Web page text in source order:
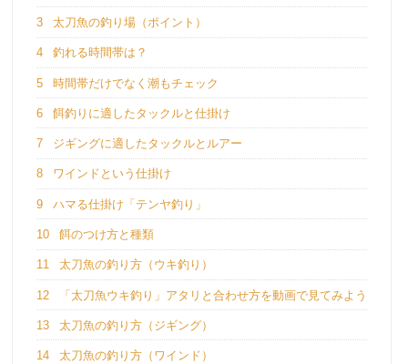
3 太刀魚の釣り場（ポイント）
4 釣れる時間帯は？
5 時間帯だけでなく潮もチェック
6 餌釣りに適したタックルと仕掛け
7 ジギングに適したタックルとルアー
8 ワインドという仕掛け
9 ハマる仕掛け「テンヤ釣り」
10 餌のつけ方と種類
11 太刀魚の釣り方（ウキ釣り）
12 「太刀魚ウキ釣り」アタリと合わせ方を動画で見てみよう
13 太刀魚の釣り方（ジギング）
14 太刀魚の釣り方（ワインド）